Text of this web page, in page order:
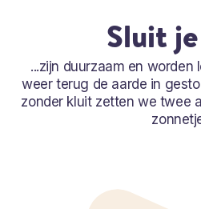
Sluit
...zijn duurzaam en worden
weer terug de aarde in
zonder kluit zetten we twee